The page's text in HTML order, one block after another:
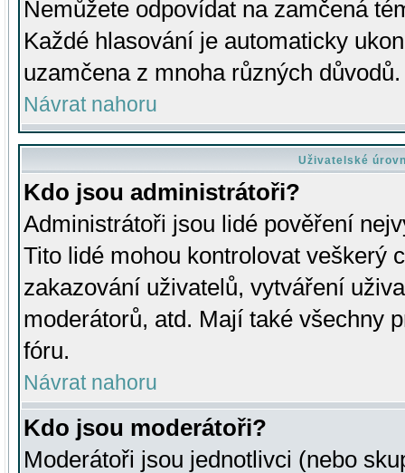
Nemůžete odpovídat na zamčená
Každé hlasování je automaticky
uzamčena z mnoha různých důvodů.
Návrat nahoru
Uživatelské
Kdo jsou administrátoři?
Administrátoři jsou lidé pověření
Tito lidé mohou kontrolovat veškerý
zakazování uživatelů, vytváření
moderátorů, atd. Mají také všechny
fóru.
Návrat nahoru
Kdo jsou moderátoři?
Moderátoři jsou jednotlivci (nebo